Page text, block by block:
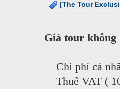
[The Tour
Giá tour không
Chi phí cá
Thuế VAT (